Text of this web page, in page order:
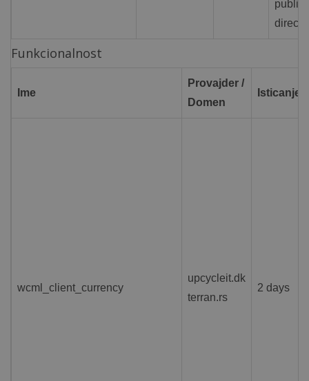
Funkcionalnost
Ime
Provajder /
Domen
Isticanje
wcml_client_currency
upcycleit.dk
terran.rs
2 days